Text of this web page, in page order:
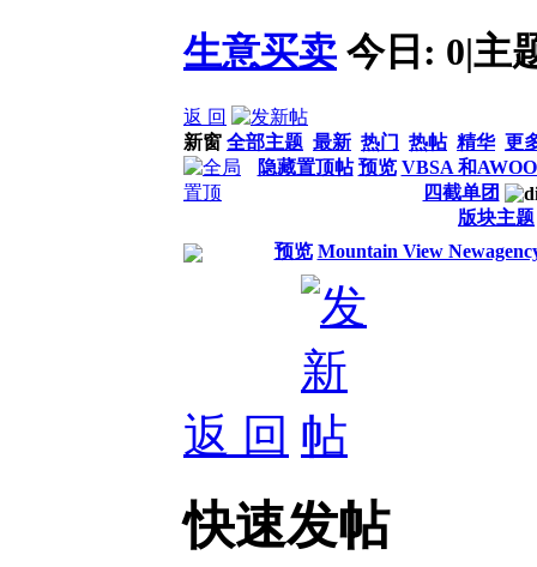
生意买卖 今日: 0|主
返 回
新窗 全部主题 最新 热门 热帖 精华 更
隐藏置顶帖 预览 VBSA 和
四截单团
版块主题
预览 Mountain View
返 回
快速发帖